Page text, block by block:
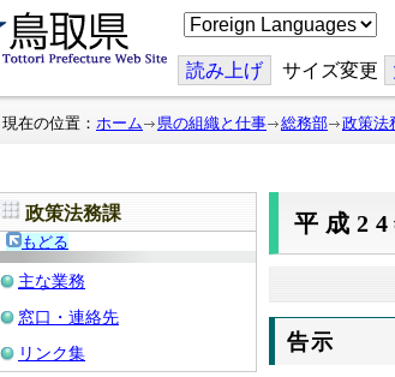
こ
の
ジ
を
翻
読み上げ サイズ変更
現在の位置： ホーム 県の組織と仕事 総務部 政策法
政策法務課
もどる
主な業務
窓口・連絡先
リンク集
平成
告示